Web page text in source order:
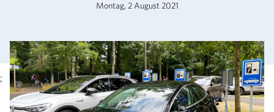
;
Montag, 2 August 2021